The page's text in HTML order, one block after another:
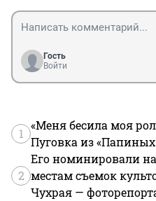
Гость
Войти
1
«Меня бесила моя
Пуговка из «Папиных
2
Его номинировали
местам съемок
Чухрая —